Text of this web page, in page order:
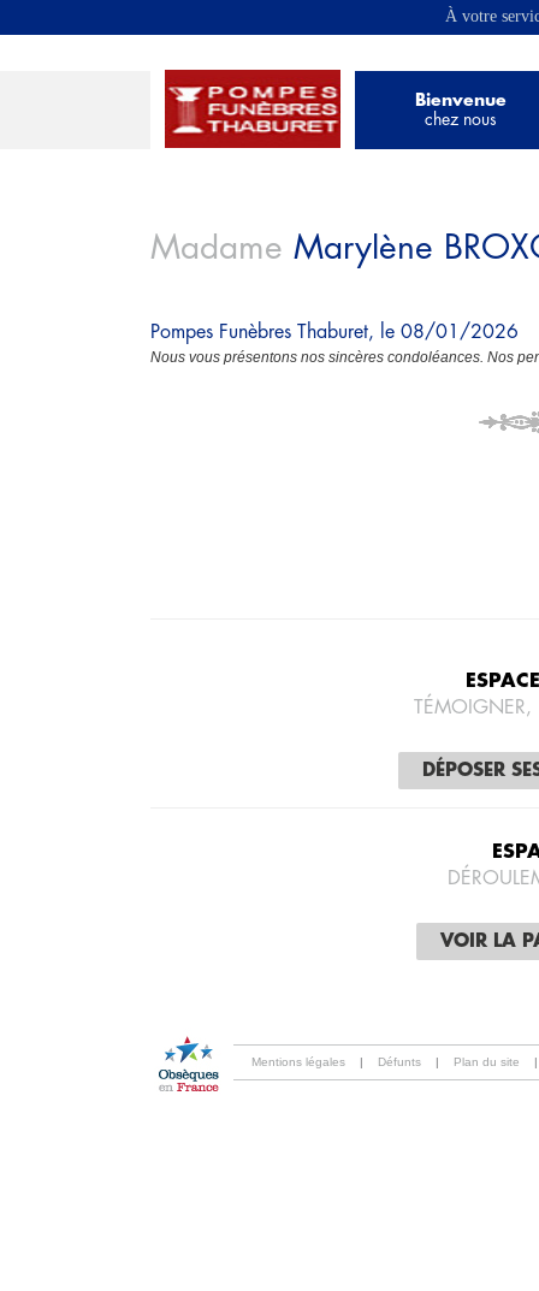
À votre
Bienvenue
chez nous
Madame Marylène
Pompes Funèbres Thaburet, le 08/01/2026
Nous vous présentons nos sincères condoléances. Nos
DÉPOSER
VOIR LA
Mentions légales | Défunts | Plan du site |